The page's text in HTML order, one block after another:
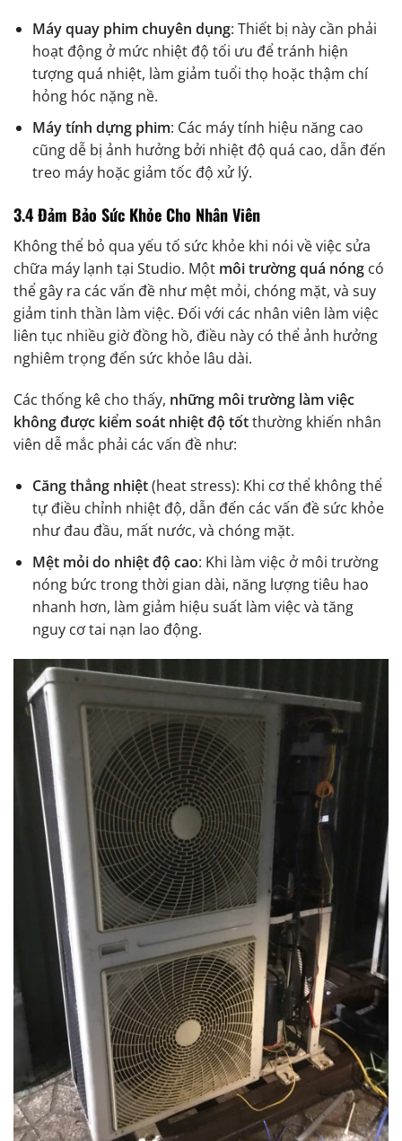
Máy quay phim chuyên dụng: Thiết bị này cần phải
hoạt động ở mức nhiệt độ tối ưu để tránh hiện
tượng quá nhiệt, làm giảm tuổi thọ hoặc thậm chí
hỏng hóc nặng nề.
Máy tính dựng phim: Các máy tính hiệu năng cao
cũng dễ bị ảnh hưởng bởi nhiệt độ quá cao, dẫn đến
treo máy hoặc giảm tốc độ xử lý.
3.4 Đảm Bảo Sức Khỏe Cho Nhân Viên
Không thể bỏ qua yếu tố sức khỏe khi nói về việc sửa
chữa máy lạnh tại Studio. Một môi trường quá nóng có
thể gây ra các vấn đề như mệt mỏi, chóng mặt, và suy
giảm tinh thần làm việc. Đối với các nhân viên làm việc
liên tục nhiều giờ đồng hồ, điều này có thể ảnh hưởng
nghiêm trọng đến sức khỏe lâu dài.
Các thống kê cho thấy, những môi trường làm việc
không được kiểm soát nhiệt độ tốtthường khiến nhân
viên dễ mắc phải các vấn đề như:
Căng thẳng nhiệt(heat stress): Khi cơ thể không thể
tự điều chỉnh nhiệt độ, dẫn đến các vấn đề sức khỏe
như đau đầu, mất nước, và chóng mặt.
Mệt mỏi do nhiệt độ cao: Khi làm việc ở môi trường
nóng bức trong thời gian dài, năng lượng tiêu hao
nhanh hơn, làm giảm hiệu suất làm việc và tăng
nguy cơ tai nạn lao động.